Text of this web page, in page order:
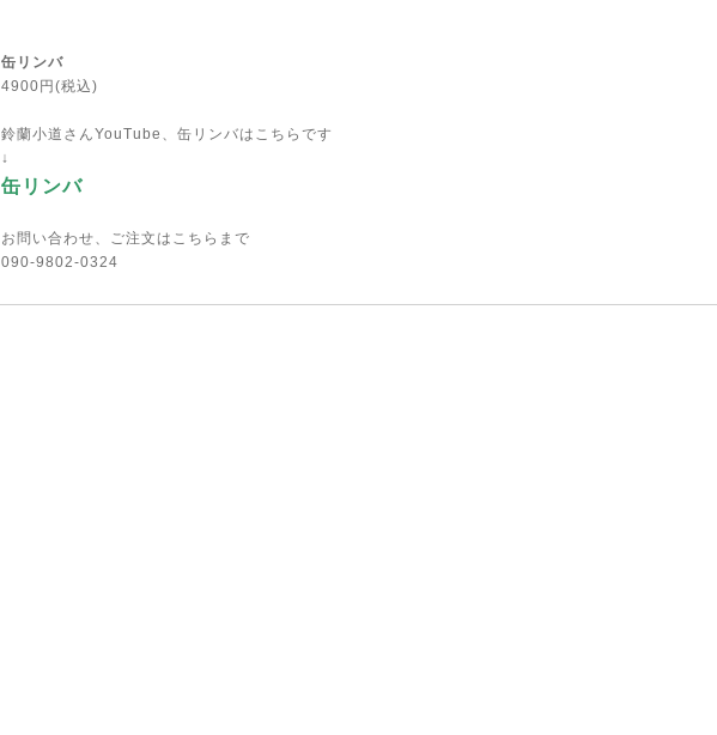
缶リンバ
4900円(税込)
鈴蘭小道さんYouTube、缶リンバはこちらです
↓
缶リンバ
お問い合わせ、ご注文はこちらまで
090-9802-0324